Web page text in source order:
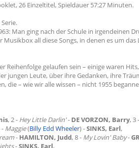
26 Einzeltitel, Spieldauer 57:27 Minuten.
Man ging nach der Schule in irgendeinen
all diese Songs, in denen es um das
Reihenfolge gelaufen sein – einige waren
jungen Leute, über ihre Gedanken, ihre
die – wie wir alle wissen – nicht 1955
, 2 - Hey Little Darlin'- DE VORZON, Barry, 3 -
- Maggie(Billy Edd Wheeler) -SINKS, Earl,
- HAMILTON, Judd, 8 - My Lovin' Baby-
-SINKS, Earl,